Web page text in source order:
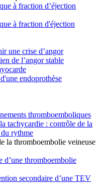
à fraction d’éjection
à fraction d'éjection
une crise d’angor
de l’angor stable
endoprothèse
thromboemboliques
tachycardie : contrôle de la
rythme
la thromboembolie veineuse
d’une thromboembolie
secondaire d’une TEV